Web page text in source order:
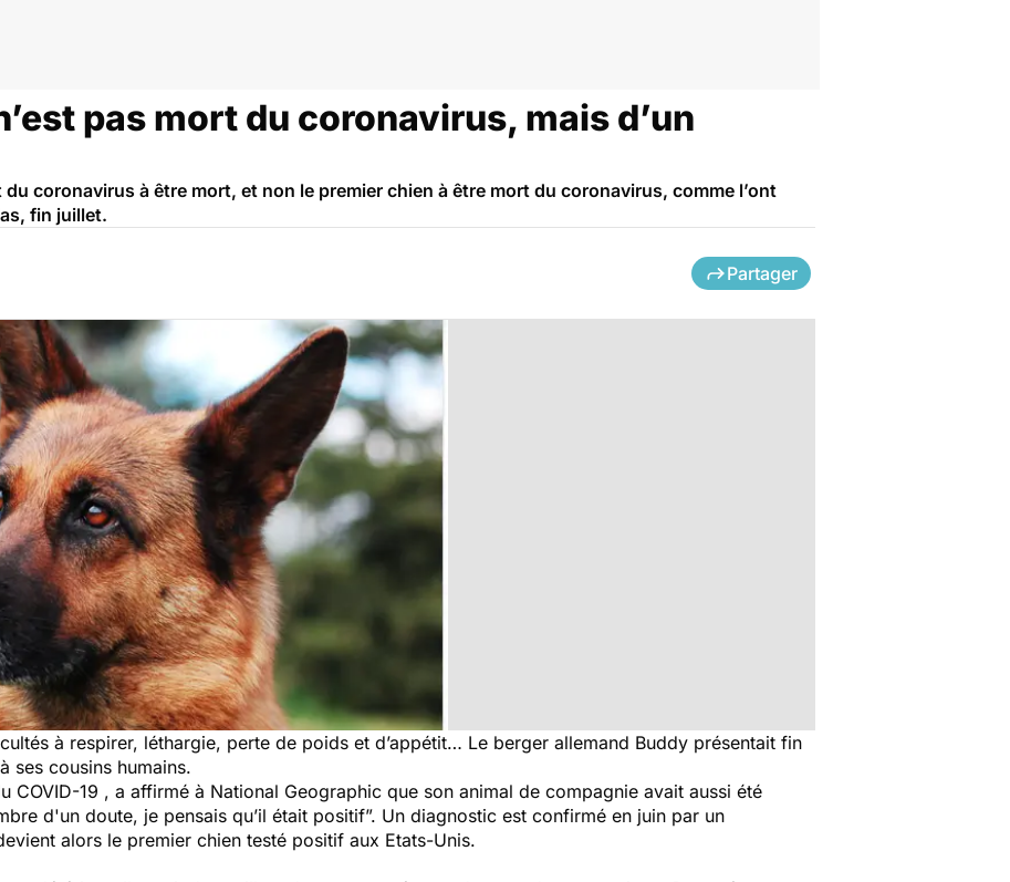
pas mort du coronavirus, mais d’un
coronavirus à être mort, et non le premier chien à être mort du coronavirus, comme l’ont
fin juillet.
Partager
à respirer, léthargie, perte de poids et d’appétit… Le berger allemand Buddy présentait fin
ses cousins humains.
COVID-19 , a affirmé à National Geographic que son animal de compagnie avait aussi été
d'un doute, je pensais qu’il était positif”. Un diagnostic est confirmé en juin par un
alors le premier chien testé positif aux Etats-Unis.